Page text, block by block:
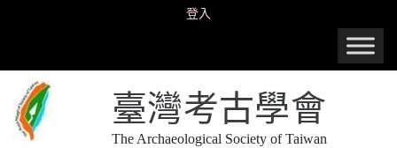
登入
臺灣考古學會
The Archaeological Society of Taiwan